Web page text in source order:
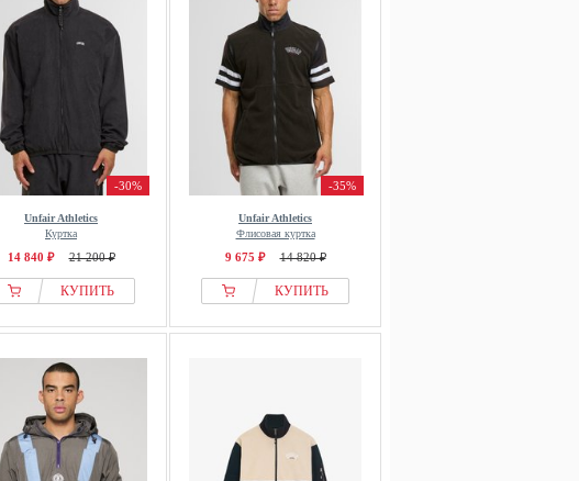
-30%
Unfair Athletics
Куртка
14 840 ₽ 21 200 ₽
КУПИТЬ
-35%
Unfair Athletics
Флисовая куртка
9 675 ₽ 14 820 ₽
КУПИТЬ